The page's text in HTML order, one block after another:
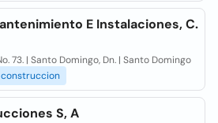
E Instalaciones, C.
73. | Santo Domingo, Dn. | Santo Domingo
construccion
S, A